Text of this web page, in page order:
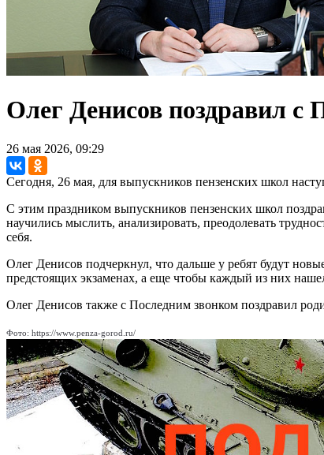
Олег Денисов поздравил с
26 мая 2026, 09:29
Сегодня, 26 мая, для выпускников пензенских школ
С этим праздником выпускников пензенских школ
научились мыслить, анализировать, преодолевать
себя.
Олег Денисов подчеркнул, что дальше у ребят будут
предстоящих экзаменах, а еще чтобы каждый из них
Олег Денисов также с Последним звонком поздравил
Фото: https://www.penza-gorod.ru/